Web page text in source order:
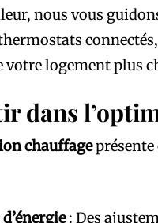
nous vous
logement plus
dans
chauffageprésente
: Des